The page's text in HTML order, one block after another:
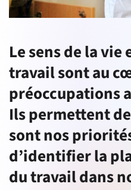
Le sens de la vie
travail sont au
préoccupations
Ils permettent
sont nos
d’identifier la
du travail dans